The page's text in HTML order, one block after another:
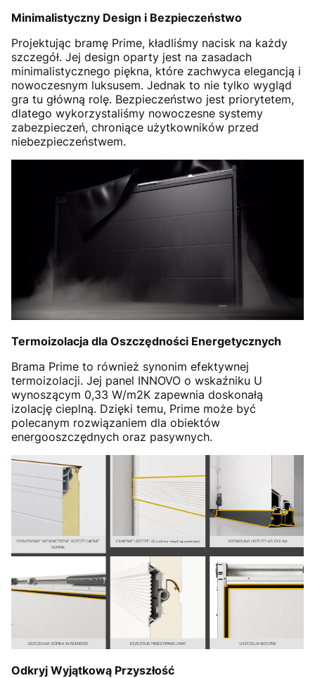
Minimalistyczny Design i Bezpieczeństwo
Projektując bramę Prime, kładliśmy nacisk na każdy
szczegół. Jej design oparty jest na zasadach
minimalistycznego piękna, które zachwyca elegancją i
nowoczesnym luksusem. Jednak to nie tylko wygląd
gra tu główną rolę. Bezpieczeństwo jest priorytetem,
dlatego wykorzystaliśmy nowoczesne systemy
zabezpieczeń, chroniące użytkowników przed
niebezpieczeństwem.
Termoizolacja dla Oszczędności Energetycznych
Brama Prime to również synonim efektywnej
termoizolacji. Jej panel INNOVO o wskaźniku U
wynoszącym 0,33 W/m2K zapewnia doskonałą
izolację cieplną. Dzięki temu, Prime może być
polecanym rozwiązaniem dla obiektów
energooszczędnych oraz pasywnych.
Odkryj Wyjątkową Przyszłość